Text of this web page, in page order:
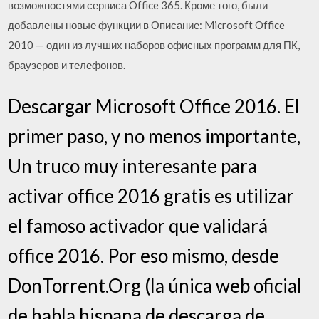
возможностями сервиса Office 365. Кроме того, были
добавлены новые функции в Описание: Microsoft Office
2010 — один из лучших наборов офисных программ для ПК,
браузеров и телефонов.
Descargar Microsoft Office 2016. El
primer paso, y no menos importante,
Un truco muy interesante para
activar office 2016 gratis es utilizar
el famoso activador que validará
office 2016. Por eso mismo, desde
DonTorrent.Org (la única web oficial